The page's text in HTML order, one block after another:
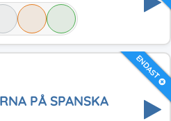
ENDAST
PÅ SPANSKA